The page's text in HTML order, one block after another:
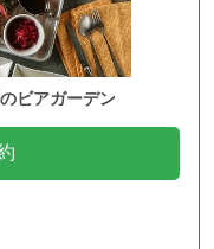
ビアガーデン